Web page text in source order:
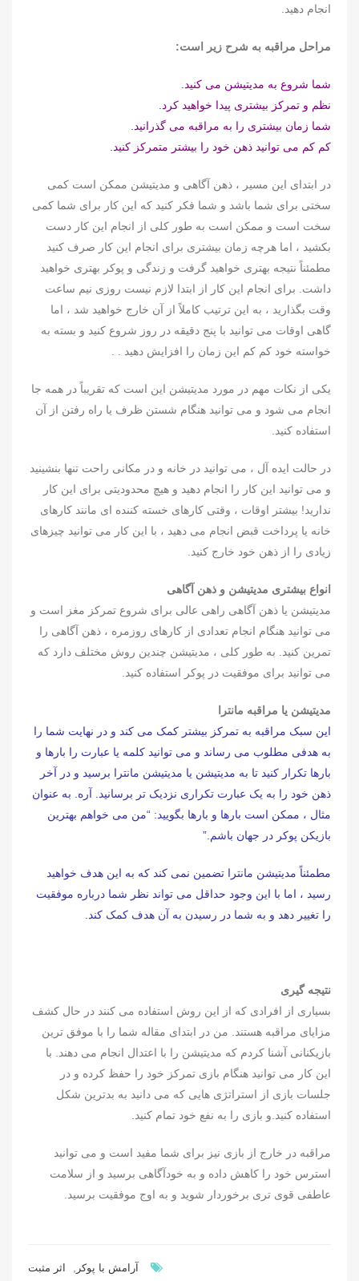
انجام دهید.
مراحل مراقبه به شرح زیر است:
شما شروع به مدیتیشن می کنید.
نظم و تمرکز بیشتری پیدا خواهید کرد.
شما زمان بیشتری را به مراقبه می گذرانید.
کم کم می توانید ذهن خود را بیشتر متمرکز کنید.
در ابتدای این مسیر ، ذهن آگاهی و مدیتیشن ممکن است کمی
سختی برای شما باشد و شما فکر کنید که این کار برای شما کمی
سخت است و ممکن است به طور کلی از انجام این کار دست
بکشید ، اما هرچه زمان بیشتری برای انجام این کار صرف کنید
مطمئناً نتیجه بهتری خواهید گرفت و زندگی و پوکر بهتری خواهید
داشت. برای انجام این کار از ابتدا لازم نیست روزی نیم ساعت
وقت بگذارید ، به این ترتیب کاملاً از آن خارج خواهید شد ، اما
گاهی اوقات می توانید با پنج دقیقه در روز شروع کنید و بسته به
خواسته خود کم کم این زمان را افزایش دهید . .
یکی از نکات مهم در مورد مدیتیشن این است که تقریباً در همه جا
انجام می شود و می توانید هنگام شستن ظرف یا راه رفتن از آن
استفاده کنید.
در حالت ایده آل ، می توانید در خانه و در مکانی راحت تنها بنشینید
و می توانید این کار را انجام دهید و هیچ محدودیتی برای این کار
ندارید! بیشتر اوقات ، وقتی کارهای خسته کننده ای مانند کارهای
خانه یا پرداخت قبض انجام می دهید ، با این کار می توانید چیزهای
زیادی را از ذهن خود خارج کنید.
انواع بیشتری مدیتیشن و ذهن آگاهی
مدیتیشن یا ذهن آگاهی راهی عالی برای شروع تمرکز مغز است و
می توانید هنگام انجام تعدادی از کارهای روزمره ، ذهن آگاهی را
تمرین کنید. به طور کلی ، مدیتیشن چندین روش مختلف دارد که
می توانید برای موفقیت در پوکر استفاده کنید.
مدیتیشن یا مراقبه مانترا
این سبک مراقبه به تمرکز بیشتر کمک می کند و در نهایت شما را
به هدفی مطلوب می رساند و می توانید کلمه یا عبارت را بارها و
بارها تکرار کنید تا به مدیتیشن یا مدیتیشن مانترا برسید و در آخر
ذهن خود را به یک عبارت تکراری نزدیک تر برسانید. آره. به عنوان
مثال ، ممکن است بارها و بارها بگویید: “من می خواهم بهترین
بازیکن پوکر در جهان باشم.”
مطمئناً مدیتیشن مانترا تضمین نمی کند که به این هدف خواهید
رسید ، اما با این وجود حداقل می تواند نظر شما درباره موفقیت
را تغییر دهد و به شما در رسیدن به آن هدف کمک کند.
نتیجه گیری
بسیاری از افرادی که از این روش استفاده می کنند در حال کشف
مزایای مراقبه هستند. من در ابتدای مقاله شما را با موفق ترین
بازیکنانی آشنا کردم که مدیتیشن را با اعتدال انجام می دهند. با
این کار می توانید هنگام بازی تمرکز خود را حفظ کرده و در
جلسات بازی از استراتژی هایی که می دانید به بدترین شکل
استفاده کنید.و بازی را به نفع خود تمام کنید.
مراقبه در خارج از بازی نیز برای شما مفید است و می توانید
استرس خود را کاهش داده و به خودآگاهی برسید و از سلامت
عاطفی قوی تری برخوردار شوید و به اوج موفقیت برسید.
آرامش با پوکر ,
اثر مثبت